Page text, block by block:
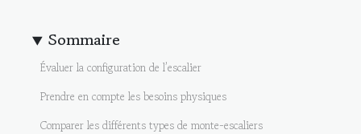
Sommaire
Évaluer la configuration de l’escalier
Prendre en compte les besoins physiques
Comparer les différents types de monte-escaliers